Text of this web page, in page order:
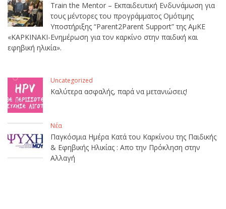
Train the Mentor – Εκπαιδευτική Ενδυνάμωση για
τους μέντορες του προγράμματος Ομότιμης
Υποστήριξης “Parent2Parent Support” της ΑμΚΕ
«ΚΑΡΚΙΝΑΚΙ-Ενημέρωση για τον καρκίνο στην παιδική και
εφηβική ηλικία».
Uncategorized
Καλύτερα ασφαλής, παρά να μετανιώσεις!
Νέα
Παγκόσμια Ημέρα Κατά του Καρκίνου της Παιδικής
& Εφηβικής Ηλικίας : Απο την Πρόκληση στην
Αλλαγή